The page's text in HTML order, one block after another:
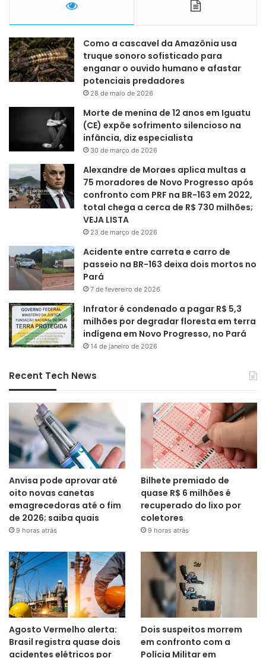
Como a cascavel da Amazônia usa
truque sonoro sofisticado para
enganar o ouvido humano e afastar
potenciais predadores
28 de maio de 2026
Morte de menina de 12 anos em Iguatu
(CE) expõe sofrimento silencioso na
infância, diz especialista
30 de março de 2026
Alexandre de Moraes aplica multas a
75 moradores de Novo Progresso após
confronto com PRF na BR-163 em 2022,
total chega a cerca de R$ 730 milhões;
VEJA LISTA
23 de março de 2026
Acidente entre carreta e carro de
passeio na BR-163 deixa dois mortos no
Pará
7 de fevereiro de 2026
Infrator é condenado a pagar R$ 5,3
milhões por degradar floresta em terra
indígena em Novo Progresso, no Pará
14 de janeiro de 2026
Recent Tech News
Anvisa pode aprovar até
oito novas canetas
emagrecedoras até o fim
de 2026; saiba quais
9 horas atrás
Bilhete premiado de
quase R$ 6 milhões é
recuperado do lixo por
coletores
9 horas atrás
Agosto Vermelho alerta:
Brasil registra quase dois
acidentes elétricos por
Dois suspeitos morrem
em confronto com a
Polícia Militar em